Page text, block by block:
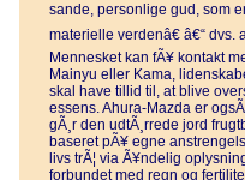
sande, personlige gud, som
materielle verdenâ€ â€“
Mennesket kan fÃ¥ kontakt
Mainyu eller Kama,
skal have tillid til, at blive
essens. Ahura-Mazda er
gÃ¸r den udtÃ¸rrede jord
baseret pÃ¥ egne
livs trÃ¦ via Ã¥ndelig
forbundet med regn og